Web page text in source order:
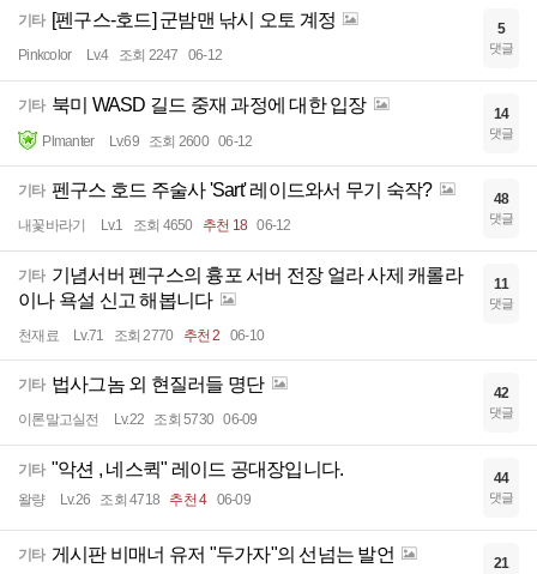
기타 [펜구스-호드] 군밤맨 낚시 오토 계정
Pinkcolor Lv.4 조회 2247 06-12
5
댓글
기타 북미 WASD 길드 중재 과정에 대한 입장
Plmanter Lv.69 조회 2600 06-12
14
댓글
기타 펜구스 호드 주술사 'Sart' 레이드와서 무기 숙작?
내꽃바라기 Lv.1 조회 4650 추천 18 06-12
48
댓글
기타 기념서버 펜구스의 흉포 서버 전장 얼라 사제 캐롤라
이나 욕설 신고 해봅니다
천재료 Lv.71 조회 2770 추천 2 06-10
11
댓글
기타 법사그놈 외 현질러들 명단
이론말고실전 Lv.22 조회 5730 06-09
42
댓글
기타 "악션 , 네스퀵" 레이드 공대장입니다.
왈량 Lv.26 조회 4718 추천 4 06-09
44
댓글
기타 게시판 비매너 유저 "두가자"의 선넘는 발언 21